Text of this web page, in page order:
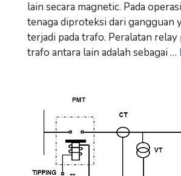
lain secara magnetic. Pada
tenaga diproteksi dari gangguan
terjadi pada trafo. Peralatan relay
trafo antara lain adalah sebagai …